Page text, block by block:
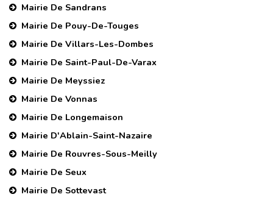
Mairie De Sandrans
Mairie De Pouy-De-Touges
Mairie De Villars-Les-Dombes
Mairie De Saint-Paul-De-Varax
Mairie De Meyssiez
Mairie De Vonnas
Mairie De Longemaison
Mairie D'Ablain-Saint-Nazaire
Mairie De Rouvres-Sous-Meilly
Mairie De Seux
Mairie De Sottevast